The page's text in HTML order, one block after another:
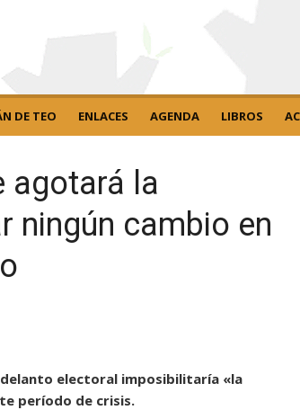
DE TEO ENLACES AGENDA LIBROS
agotará la
ningún cambio en
electoral imposibilitaría «la
período de crisis.